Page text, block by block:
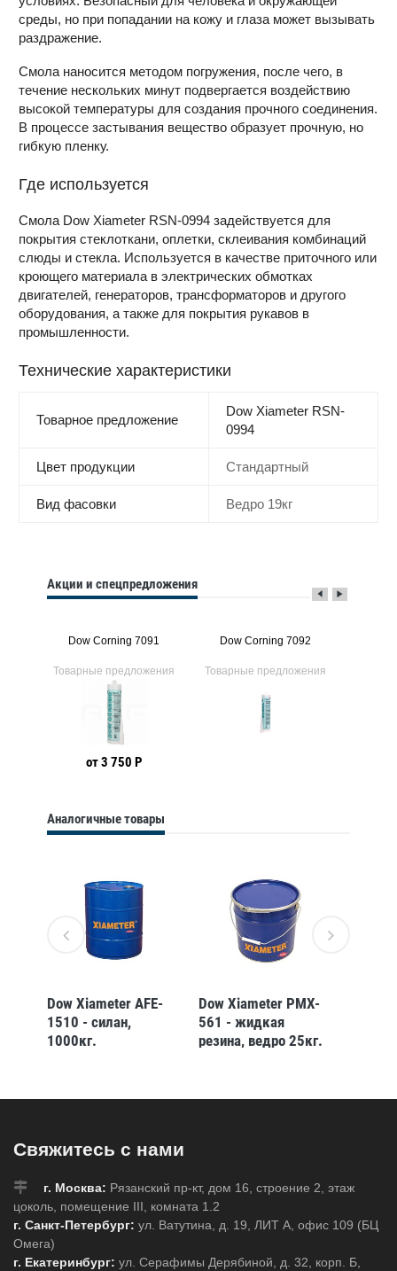
среды, но при попадании на кожу и глаза может вызывать
раздражение.
Смола наносится методом погружения, после чего, в
течение нескольких минут подвергается воздействию
высокой температуры для создания прочного соединения.
В процессе застывания вещество образует прочную, но
гибкую пленку.
Где используется
Смола Dow Xiameter RSN-0994 задействуется для
покрытия стеклоткани, оплетки, склеивания комбинаций
слюды и стекла. Используется в качестве приточного или
кроющего материала в электрических обмотках
двигателей, генераторов, трансформаторов и другого
оборудования, а также для покрытия рукавов в
промышленности.
Технические характеристики
Товарное предложение
Dow Xiameter RSN-
0994
Цвет продукции Стандартный
Вид фасовки Ведро 19кг
Акции и спецпредложения
Dow Corning 7091
Товарные предложения
от 3 750 Р
Dow Corning 7092
Товарные предложения
Аналогичные товары
Dow Xiameter AFE-
1510 - силан,
1000кг.
Dow Xiameter PMX-
561 - жидкая
резина, ведро 25кг.
Свяжитесь с нами
г. Москва: Рязанский пр-кт, дом 16, строение 2, этаж
цоколь, помещение III, комната 1.2
г. Санкт-Петербург: ул. Ватутина, д. 19, ЛИТ А, офис 109 (БЦ
Омега)
г. Екатеринбург: ул. Серафимы Дерябиной, д. 32, корп. Б,